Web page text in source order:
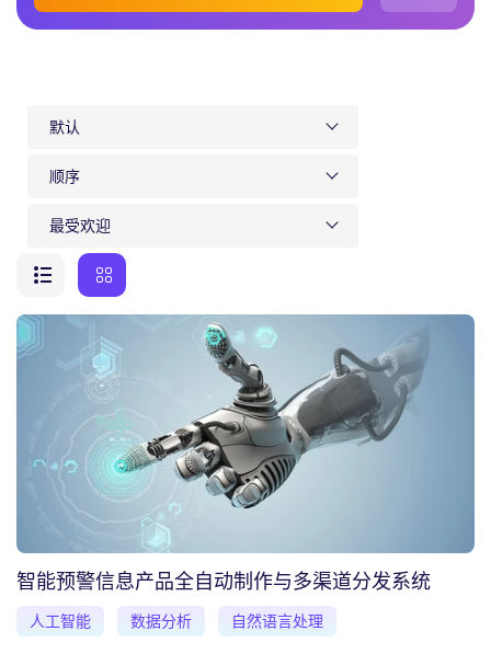
默认
顺序
最受欢迎
智能预警信息产品全自动制作与多渠道分发系统
人工智能 数据分析 自然语言处理